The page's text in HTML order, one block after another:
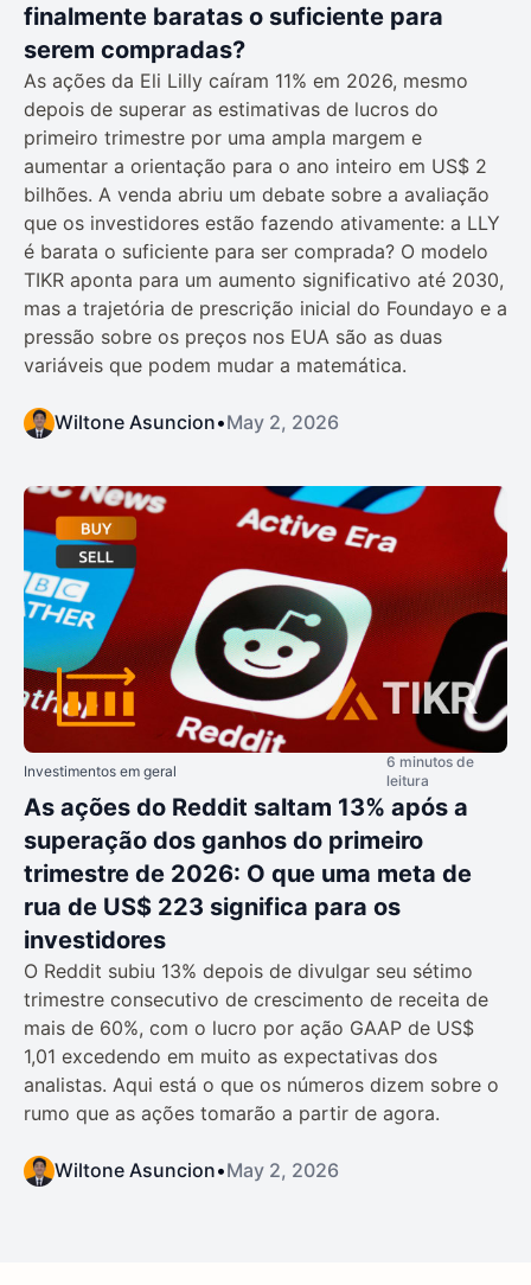
finalmente baratas o suficiente para
serem compradas?
As ações da Eli Lilly caíram 11% em 2026, mesmo
depois de superar as estimativas de lucros do
primeiro trimestre por uma ampla margem e
aumentar a orientação para o ano inteiro em US$ 2
bilhões. A venda abriu um debate sobre a avaliação
que os investidores estão fazendo ativamente: a LLY
é barata o suficiente para ser comprada? O modelo
TIKR aponta para um aumento significativo até 2030,
mas a trajetória de prescrição inicial do Foundayo e a
pressão sobre os preços nos EUA são as duas
variáveis que podem mudar a matemática.
Wiltone Asuncion•May 2, 2026
Investimentos em geral
6 minutos de
leitura
As ações do Reddit saltam 13% após a
superação dos ganhos do primeiro
trimestre de 2026: O que uma meta de
rua de US$ 223 significa para os
investidores
O Reddit subiu 13% depois de divulgar seu sétimo
trimestre consecutivo de crescimento de receita de
mais de 60%, com o lucro por ação GAAP de US$
1,01 excedendo em muito as expectativas dos
analistas. Aqui está o que os números dizem sobre o
rumo que as ações tomarão a partir de agora.
Wiltone Asuncion•May 2, 2026